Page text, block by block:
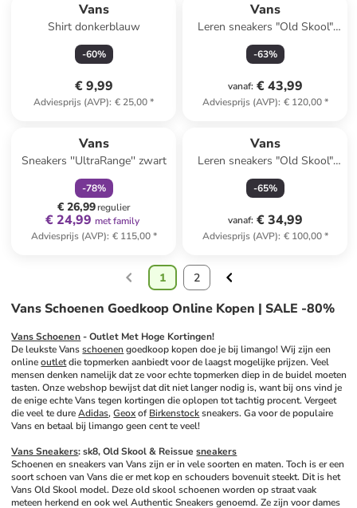
Vans
Shirt donkerblauw
-60%
€ 9,99
Adviesprijs (AVP): € 25,00*
Vans
Leren sneakers "Old Skool"
wit
-63%
vanaf: € 43,99
Adviesprijs (AVP): € 120,00*
Vans
Sneakers ''UltraRange'' zwart
-78%
€ 26,99regulier
€ 24,99 met family
Adviesprijs (AVP): € 115,00*
Vans
Leren sneakers "Old Skool"
beige/zwart
-65%
vanaf: € 34,99
Adviesprijs (AVP): € 100,00*
1 2
Vans Schoenen Goedkoop Online Kopen | SALE -80%
Vans Schoenen - Outlet Met Hoge Kortingen!
De leukste Vans schoenen goedkoop kopen doe je bij limango! Wij zijn een
online outlet die topmerken aanbiedt voor de laagst mogelijke prijzen. Veel
mensen denken namelijk dat ze voor echte topmerken diep in de buidel moeten
tasten. Onze webshop bewijst dat dit niet langer nodig is, want bij ons vind je
de enige echte Vans tegen kortingen die oplopen tot tachtig procent. Vergeet
die veel te dure Adidas, Geox of Birkenstock sneakers. Ga voor de populaire
Vans en betaal bij limango geen cent te veel!
Vans Sneakers: sk8, Old Skool & Reissue sneakers
Schoenen en sneakers van Vans zijn er in vele soorten en maten. Toch is er een
soort schoen van Vans die er met kop en schouders bovenuit steekt. Dit is het
Vans Old Skool model. Deze old skool schoenen worden op straat vaak
meteen herkend en ook wel Authentic Sneakers genoemd. Ze zijn voor dames